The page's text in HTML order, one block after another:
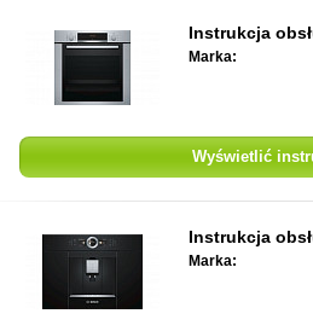
Instrukcja
Marka:
Wyświetlić
Instrukcja
Marka: